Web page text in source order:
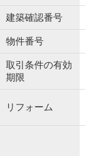
建築確認番号
物件番号
取引条件の有効
期限
リフォーム